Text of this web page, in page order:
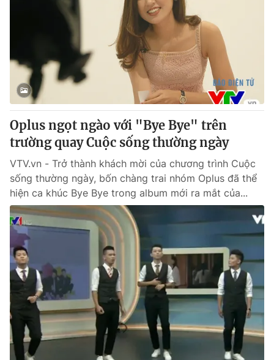
® Cấm sao chép dưới mọi hình thức nếu không có sự chấp
thuận bằng văn bản. Ghi rõ nguồn VTV.vn khi phát hành lại
thông tin từ website này.
Oplus ngọt ngào với "Bye Bye" trên
trường quay Cuộc sống thường ngày
VTV.vn - Trở thành khách mời của chương trình Cuộc
sống thường ngày, bốn chàng trai nhóm Oplus đã thể
hiện ca khúc Bye Bye trong album mới ra mắt của...